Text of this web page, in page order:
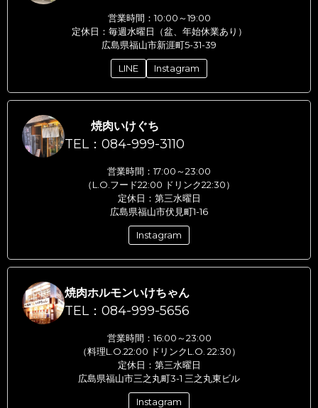
営業時間：10:00～19:00
定休日：毎週水曜日（盆、年始休業あり）
広島県福山市新涯町5-31-39
LINE Instagram
焼肉いけぐち
TEL：084-999-3110
営業時間：17:00～23:00
（L.O.フード22:00 ドリンク22:30）
定休日：第三水曜日
広島県福山市伏見町1-16
Instagram
焼肉ホルモンいけちゃん
TEL：084-999-5656
営業時間：16:00～23:00
（料理L.O.22:00 ドリンクL.O. 22:30）
定休日：第三水曜日
広島県福山市三之丸町3-1 三之丸東ビル
Instagram